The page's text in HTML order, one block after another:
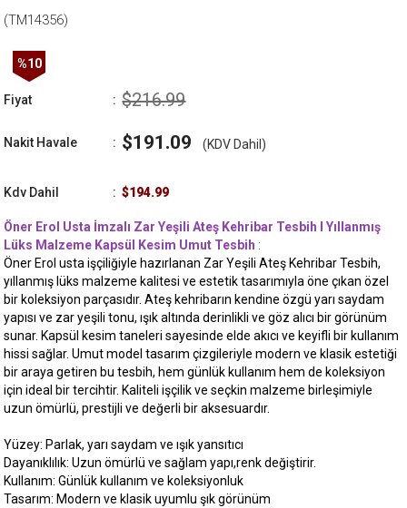
(TM14356)
%10
Fiyat : $216.99
Nakit Havale : $191.09 (KDV Dahil)
Kdv Dahil : $194.99
Öner Erol Usta İmzalı Zar Yeşili Ateş Kehribar Tesbih I Yıllanmış
Lüks Malzeme Kapsül Kesim Umut Tesbih :
Öner Erol usta işçiliğiyle hazırlanan Zar Yeşili Ateş Kehribar Tesbih,
yıllanmış lüks malzeme kalitesi ve estetik tasarımıyla öne çıkan özel
bir koleksiyon parçasıdır. Ateş kehribarın kendine özgü yarı saydam
yapısı ve zar yeşili tonu, ışık altında derinlikli ve göz alıcı bir görünüm
sunar. Kapsül kesim taneleri sayesinde elde akıcı ve keyifli bir kullanım
hissi sağlar. Umut model tasarım çizgileriyle modern ve klasik estetiği
bir araya getiren bu tesbih, hem günlük kullanım hem de koleksiyon
için ideal bir tercihtir. Kaliteli işçilik ve seçkin malzeme birleşimiyle
uzun ömürlü, prestijli ve değerli bir aksesuardır.
Yüzey: Parlak, yarı saydam ve ışık yansıtıcı
Dayanıklılık: Uzun ömürlü ve sağlam yapı,renk değiştirir.
Kullanım: Günlük kullanım ve koleksiyonluk
Tasarım: Modern ve klasik uyumlu şık görünüm